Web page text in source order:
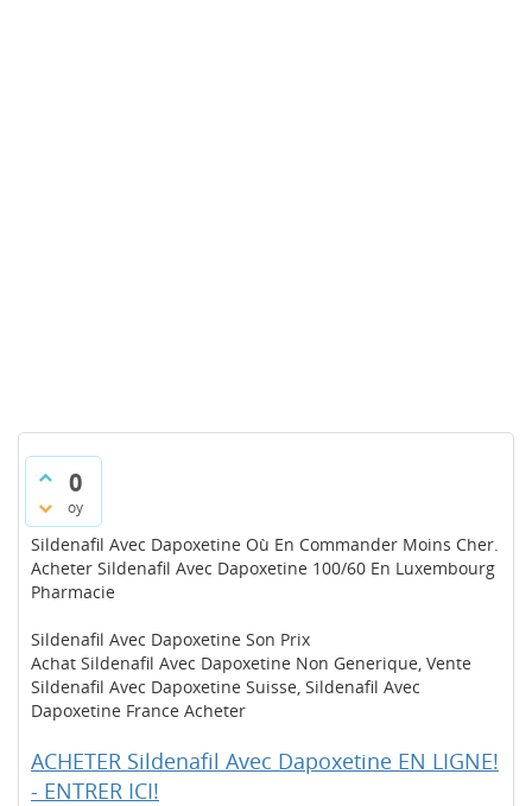
0
oy
Sildenafil Avec Dapoxetine Où En Commander Moins Cher.
Acheter Sildenafil Avec Dapoxetine 100/60 En Luxembourg
Pharmacie
Sildenafil Avec Dapoxetine Son Prix
Achat Sildenafil Avec Dapoxetine Non Generique, Vente
Sildenafil Avec Dapoxetine Suisse, Sildenafil Avec
Dapoxetine France Acheter
ACHETER Sildenafil Avec Dapoxetine EN LIGNE!
- ENTRER ICI!